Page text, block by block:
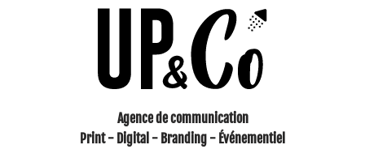
Agence de communication
Print - Digital - Branding - Événementiel